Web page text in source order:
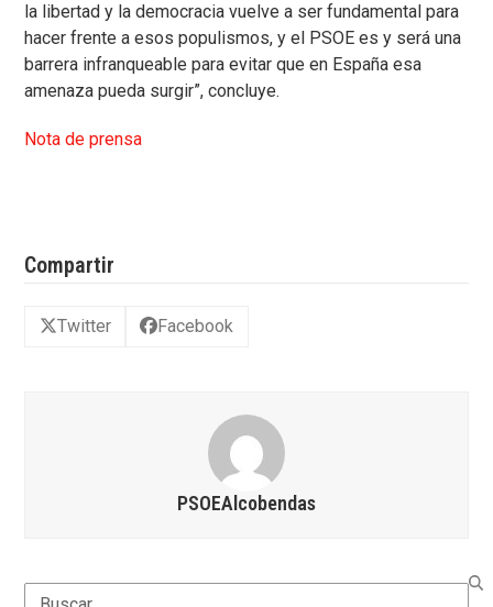
la libertad y la democracia vuelve a ser fundamental para
hacer frente a esos populismos, y el PSOE es y será una
barrera infranqueable para evitar que en España esa
amenaza pueda surgir”, concluye.
Nota de prensa
Compartir
Twitter Facebook
PSOEAlcobendas
Search